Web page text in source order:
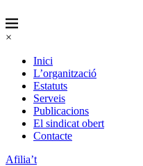
×
Inici
L’organització
Estatuts
Serveis
Publicacions
El sindicat obert
Contacte
Afilia’t